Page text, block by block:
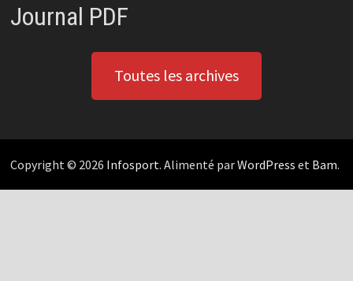
Journal PDF
Toutes les archives
Copyright © 2026 Infosport. Alimenté parWordPress et Bam.